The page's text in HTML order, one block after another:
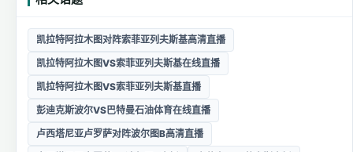
凯拉特阿拉木图对阵索菲亚列夫斯基高清直播
凯拉特阿拉木图VS索菲亚列夫斯基在线直播
凯拉特阿拉木图VS索菲亚列夫斯基直播
彭迪克斯波尔VS巴特曼石油体育在线直播
卢西塔尼亚卢罗萨对阵波尔图B高清直播